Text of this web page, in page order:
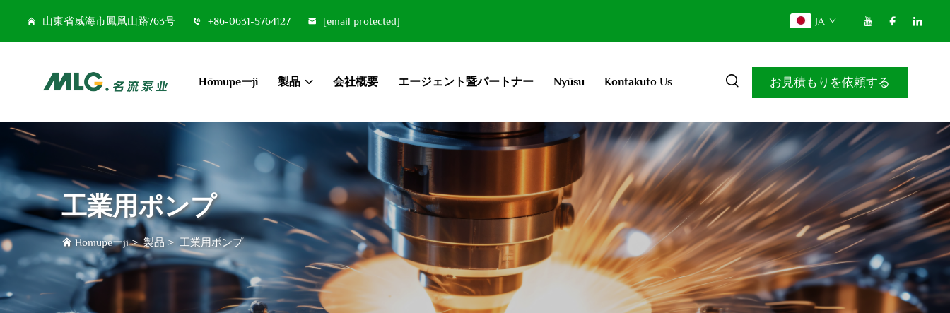
山東省威海市鳳凰山路763号 +86-0631-5764127 [email protected] JA
Hōmupeーji 製品 会社概要 エージェント暨パートナー Nyūsu Kontakuto Us お見積もりを依頼する
工業用ポンプ
Hōmupeーji>製品 > 工業用ポンプ